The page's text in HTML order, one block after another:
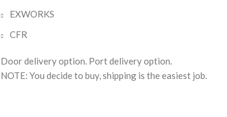
EXWORKS
CFR
Door delivery option. Port delivery option.
NOTE: You decide to buy, shipping is the easiest job.